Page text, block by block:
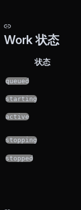
Work 状态
状态
queued
starting
active
stopping
stopped